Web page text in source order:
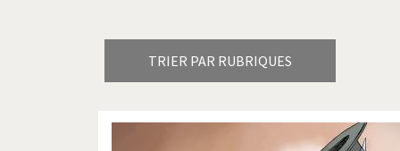
TRIER PAR RUBRIQUES
Armes à domicile